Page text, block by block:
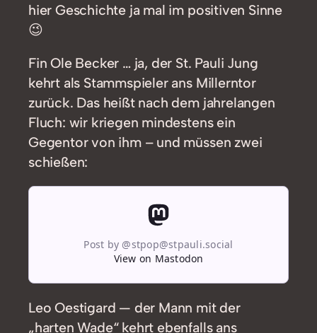
hier Geschichte ja mal im positiven Sinne
😉
Fin Ole Becker … ja, der St. Pauli Jung
kehrt als Stammspieler ans Millerntor
zurück. Das heißt nach dem jahrelangen
Fluch: wir kriegen mindestens ein
Gegentor von ihm – und müssen zwei
schießen:
Post by @stpop@stpauli.social
View on Mastodon
Leo Oestigard — der Mann mit der
„harten Wade“ kehrt ebenfalls ans